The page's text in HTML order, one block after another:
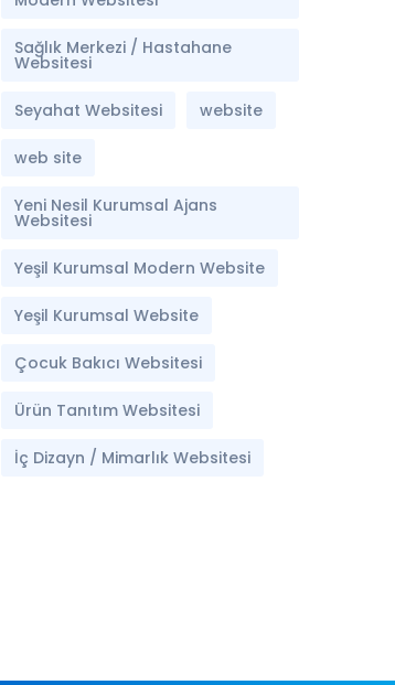
Sağlık Merkezi / Hastahane
Websitesi
Seyahat Websitesi website
web site
Yeni Nesil Kurumsal Ajans
Websitesi
Yeşil Kurumsal Modern Website
Yeşil Kurumsal Website
Çocuk Bakıcı Websitesi
Ürün Tanıtım Websitesi
İç Dizayn / Mimarlık Websitesi